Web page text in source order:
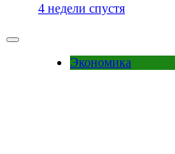
4 недели спустя
Экономика